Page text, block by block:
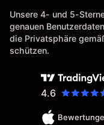
möglich.
Eine
bei Naga ist wäre
Unsere 4- und 5-
genauen
die Privatsphäre
schützen.
4.6